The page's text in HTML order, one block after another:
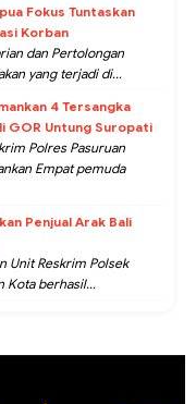
Fokus Tuntaskan
Korban
dan Pertolongan
yang terjadi di...
4 Tersangka
GOR Untung Suropati
Polres Pasuruan
Empat pemuda
Penjual Arak Bali
Unit Reskrim Polsek
Kota berhasil...